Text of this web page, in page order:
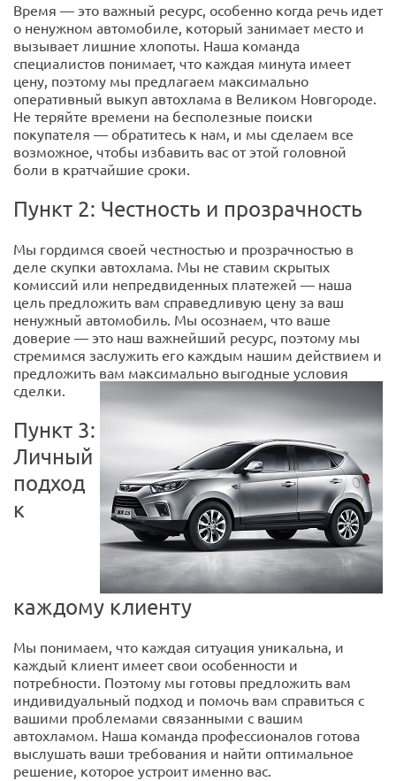
Время — это важный ресурс, особенно когда речь идет
о ненужном автомобиле, который занимает место и
вызывает лишние хлопоты. Наша команда
специалистов понимает, что каждая минута имеет
цену, поэтому мы предлагаем максимально
оперативный выкуп автохлама в Великом Новгороде.
Не теряйте времени на бесполезные поиски
покупателя — обратитесь к нам, и мы сделаем все
возможное, чтобы избавить вас от этой головной
боли в кратчайшие сроки.
Пункт 2: Честность и прозрачность
Мы гордимся своей честностью и прозрачностью в
деле скупки автохлама. Мы не ставим скрытых
комиссий или непредвиденных платежей — наша
цель предложить вам справедливую цену за ваш
ненужный автомобиль. Мы осознаем, что ваше
доверие — это наш важнейший ресурс, поэтому мы
стремимся заслужить его каждым нашим действием и
предложить вам максимально выгодные условия
сделки.
Пункт 3:
Личный
подход
к
каждому клиенту
Мы понимаем, что каждая ситуация уникальна, и
каждый клиент имеет свои особенности и
потребности. Поэтому мы готовы предложить вам
индивидуальный подход и помочь вам справиться с
вашими проблемами связанными с вашим
автохламом. Наша команда профессионалов готова
выслушать ваши требования и найти оптимальное
решение, которое устроит именно вас.